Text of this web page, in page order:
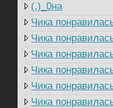
(.)_0на
Чика
Чика
Чика
Чика
Чика
Чика